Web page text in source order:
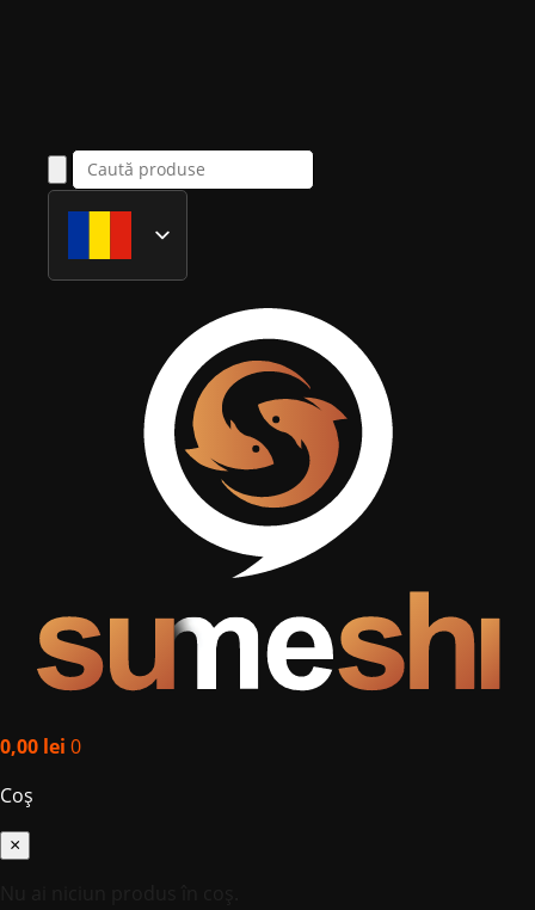
Română
English
0,00 lei 0
Coș
×